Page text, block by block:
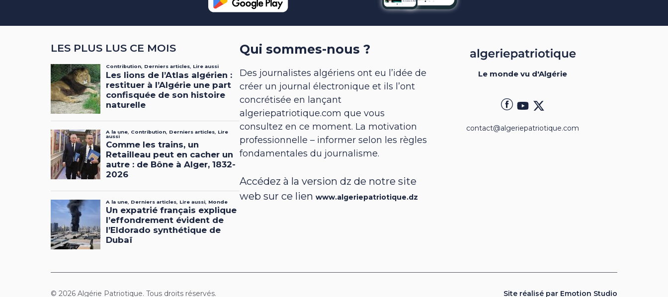
LES PLUS LUS CE MOIS Qui sommes-nous ?
Des journalistes algériens ont eu l’idée de
créer un journal électronique et ils l’ont
concrétisée en lançant
algeriepatriotique.com que vous
consultez en ce moment. La motivation
professionnelle – informer selon les règles
fondamentales du journalisme.
Accédez à la version dz de notre site
web sur ce lienwww.algeriepatriotique.dz
Le monde vu d'Algérie
contact@algeriepatriotique.com
© 2026 Algérie Patriotique. Tous droits réservés. Site réalisé par Emotion Studio